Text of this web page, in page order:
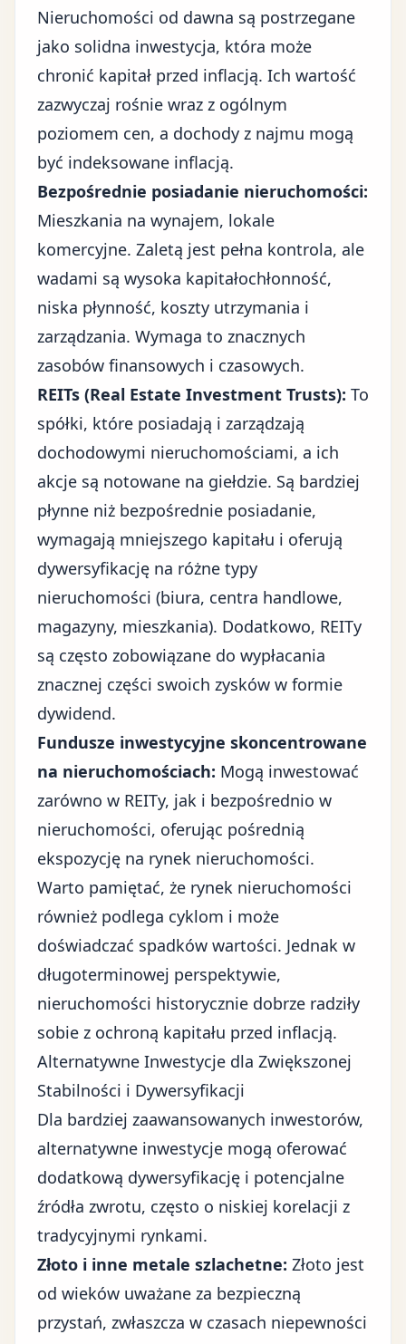
Nieruchomości od dawna są postrzegane
jako solidna inwestycja, która może
chronić kapitał przed inflacją. Ich wartość
zazwyczaj rośnie wraz z ogólnym
poziomem cen, a dochody z najmu mogą
być indeksowane inflacją.
Bezpośrednie posiadanie nieruchomości:
Mieszkania na wynajem, lokale
komercyjne. Zaletą jest pełna kontrola, ale
wadami są wysoka kapitałochłonność,
niska płynność, koszty utrzymania i
zarządzania. Wymaga to znacznych
zasobów finansowych i czasowych.
REITs (Real Estate Investment Trusts): To
spółki, które posiadają i zarządzają
dochodowymi nieruchomościami, a ich
akcje są notowane na giełdzie. Są bardziej
płynne niż bezpośrednie posiadanie,
wymagają mniejszego kapitału i oferują
dywersyfikację na różne typy
nieruchomości (biura, centra handlowe,
magazyny, mieszkania). Dodatkowo, REITy
są często zobowiązane do wypłacania
znacznej części swoich zysków w formie
dywidend.
Fundusze inwestycyjne skoncentrowane
na nieruchomościach: Mogą inwestować
zarówno w REITy, jak i bezpośrednio w
nieruchomości, oferując pośrednią
ekspozycję na rynek nieruchomości.
Warto pamiętać, że rynek nieruchomości
również podlega cyklom i może
doświadczać spadków wartości. Jednak w
długoterminowej perspektywie,
nieruchomości historycznie dobrze radziły
sobie z ochroną kapitału przed inflacją.
Alternatywne Inwestycje dla Zwiększonej
Stabilności i Dywersyfikacji
Dla bardziej zaawansowanych inwestorów,
alternatywne inwestycje mogą oferować
dodatkową dywersyfikację i potencjalne
źródła zwrotu, często o niskiej korelacji z
tradycyjnymi rynkami.
Złoto i inne metale szlachetne: Złoto jest
od wieków uważane za bezpieczną
przystań, zwłaszcza w czasach niepewności